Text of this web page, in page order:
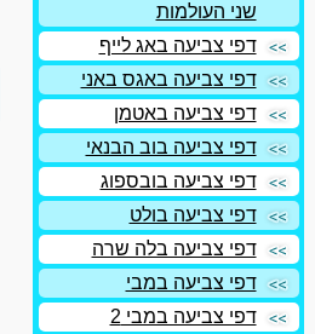
שני העולמות
דפי צביעה באג לייף
דפי צביעה באגס באני
דפי צביעה באטמן
דפי צביעה בוב הבנאי
דפי צביעה בובספוג
דפי צביעה בולט
דפי צביעה בלה שרה
דפי צביעה במבי
דפי צביעה במבי 2